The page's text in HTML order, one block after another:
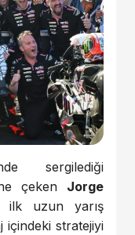
sergilediği
çeken Jorge
ilk uzun yarış
içindeki stratejiyi